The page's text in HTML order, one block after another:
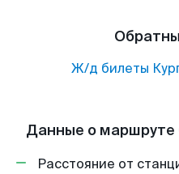
Ж/д билеты
Данные о маршруте
Расстояние от